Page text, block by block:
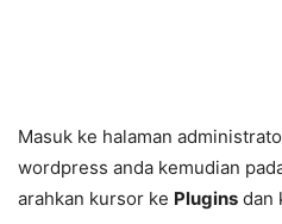
Masuk ke halaman
wordpress anda kemudian
arahkan kursor ke Plugins dan